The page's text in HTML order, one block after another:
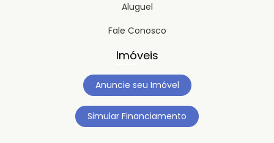
Aluguel
Fale Conosco
Imóveis
Anuncie seu Imóvel
Simular Financiamento